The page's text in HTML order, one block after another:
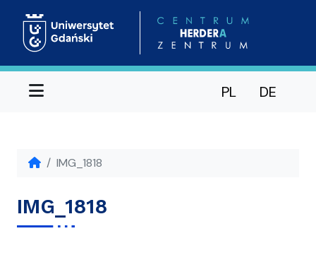
Menu PL DE
IMG_1818
IMG_1818